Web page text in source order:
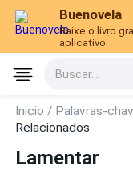
Buenovela
Baixe o livro
aplicativo
Buscar...
Inicio / Palavras-
Relacionados
Lamentar